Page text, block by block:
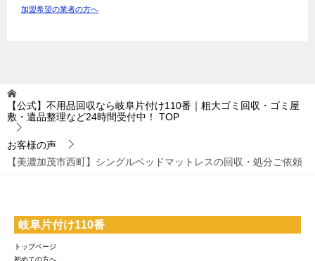
加盟希望の業者の方へ
【公式】不用品回収なら岐阜片付け110番｜粗大ゴミ回収・ゴミ屋
敷・遺品整理など24時間受付中！
TOP
お客様の声
【美濃加茂市西町】シングルベッドマットレスの回収・処分ご依頼
岐阜片付け110番
トップページ